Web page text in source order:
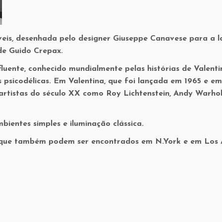
desenhada pelo designer Giuseppe Canavese para a
Guido Crepax.
conhecido mundialmente pelas histórias de
Em Valentina, que foi lançada em 1965 e
do século XX como Roy Lichtenstein, Andy
simples e iluminação clássica.
também podem ser encontrados em N.York e em Los